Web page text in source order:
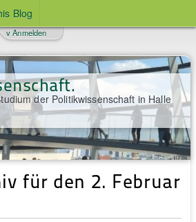
Blog
der Politikwissenschaft in Halle
v Anmelden
für den 2. Februar